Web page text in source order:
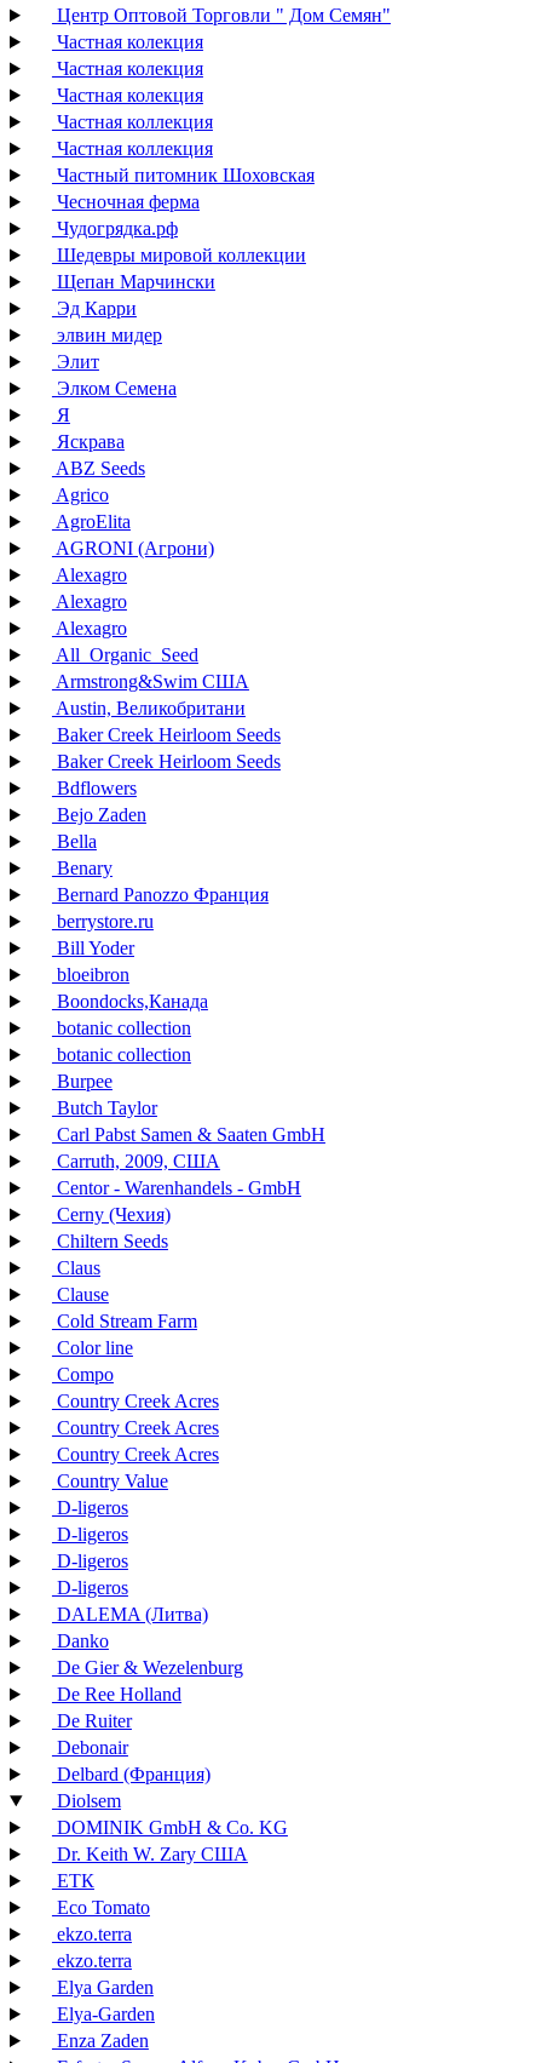
Центр Оптовой Торговли " Дом Семян"
Частная колекция
Частная колекция
Частная колекция
Частная коллекция
Частная коллекция
Частный питомник Шоховская
Чесночная ферма
Чудогрядка.рф
Шедевры мировой коллекции
Щепан Марчински
Эд Карри
элвин мидер
Элит
Элком Семена
Я
Яскрава
ABZ Seeds
Agrico
AgroElita
AGRONI (Агрони)
Alexagro
Alexagro
Alexagro
All_Organic_Seed
Armstrong&Swim США
Austin, Великобритани
Baker Creek Heirloom Seeds
Baker Creek Heirloom Seeds
Bdflowers
Bejo Zaden
Bella
Benary
Bernard Panozzo Франция
berrystore.ru
Bill Yoder
bloeibron
Boondocks,Канада
botanic collection
botanic collection
Burpee
Butch Taylor
Carl Pabst Samen & Saaten GmbH
Carruth, 2009, США
Centor - Warenhandels - GmbH
Cerny (Чехия)
Chiltern Seeds
Claus
Clause
Cold Stream Farm
Color line
Compo
Country Creek Acres
Country Creek Acres
Country Creek Acres
Country Value
D-ligeros
D-ligeros
D-ligeros
D-ligeros
DALEMA (Литва)
Danko
De Gier & Wezelenburg
De Ree Holland
De Ruiter
Debonair
Delbard (Франция)
Diolsem
DOMINIK GmbH & Co. KG
Dr. Keith W. Zary США
EТК
Eco Tomato
ekzo.terra
ekzo.terra
Elya Garden
Elya-Garden
Enza Zaden